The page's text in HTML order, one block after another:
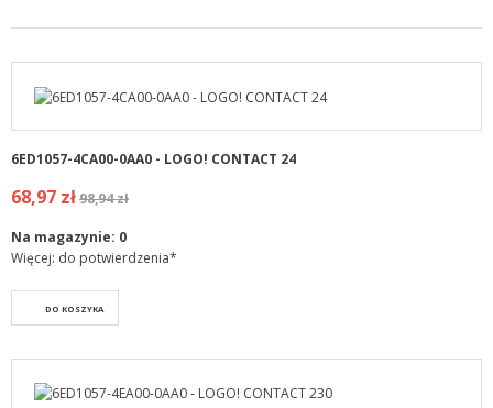
6ED1057-4CA00-0AA0 - LOGO! CONTACT 24
68,97 zł98,94 zł
Na magazynie: 0
Więcej: do potwierdzenia*
DO KOSZYKA